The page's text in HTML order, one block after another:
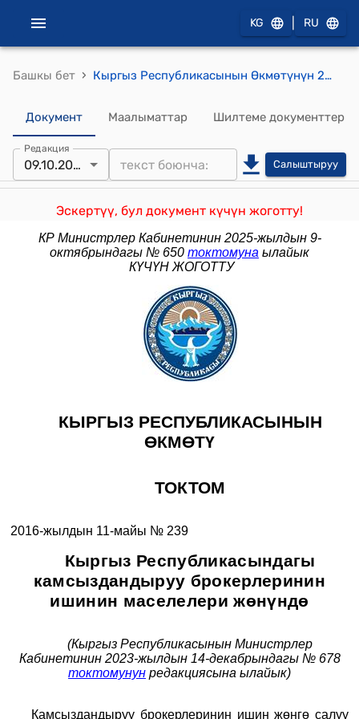
KG RU
Башкы бет › Кыргыз Республикасынын Өкмөтүнүн 2016-жылдын 11-майындагы № 239 "Кыргыз Республикасындагы камсыздандыруу брокерлеринин ишинин маселелери жөнүндө" токтому
Документ Маалыматтар Шилтеме документтер
Редакция
09.10.2025 Салыштыруу
Эскертүү, бул документ күчүн жоготту!